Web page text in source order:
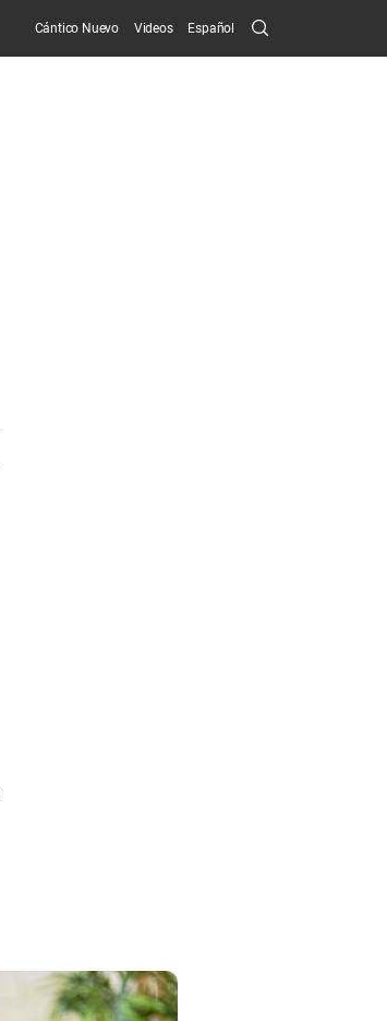
Cántico Nuevo Videos Español Search
Submit